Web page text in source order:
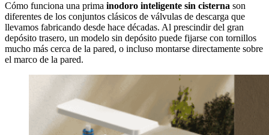
Cómo funciona una prima inodoro inteligente sin cisterna son
diferentes de los conjuntos clásicos de válvulas de descarga que
llevamos fabricando desde hace décadas. Al prescindir del gran
depósito trasero, un modelo sin depósito puede fijarse con tornillos
mucho más cerca de la pared, o incluso montarse directamente sobre
el marco de la pared.